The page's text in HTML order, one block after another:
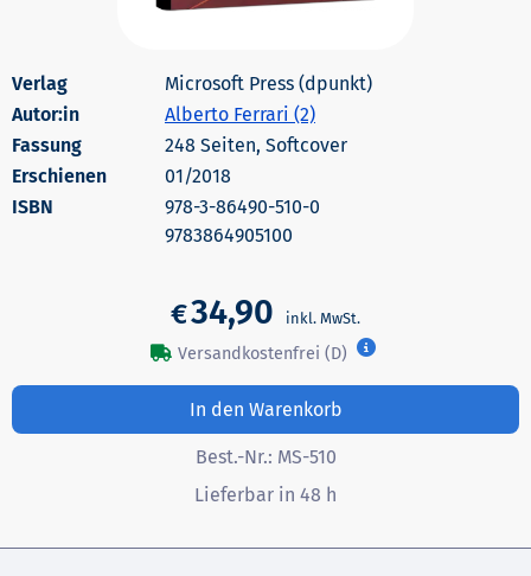
Microsoft Press (dpunkt)
Autor:in
Alberto Ferrari (2)
248 Seiten, Softcover
Erschienen
01/2018
978-3-86490-510-0
9783864905100
€34,90
Versandkostenfrei (D)
In den Warenkorb
Best.-Nr.: MS-510
Lieferbar in 48 h